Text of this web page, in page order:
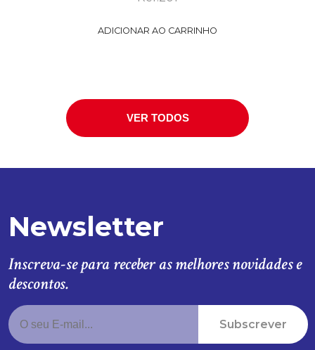
ADICIONAR AO CARRINHO
VER TODOS
Newsletter
Inscreva-se para receber as melhores novidades e
descontos.
Subscrever